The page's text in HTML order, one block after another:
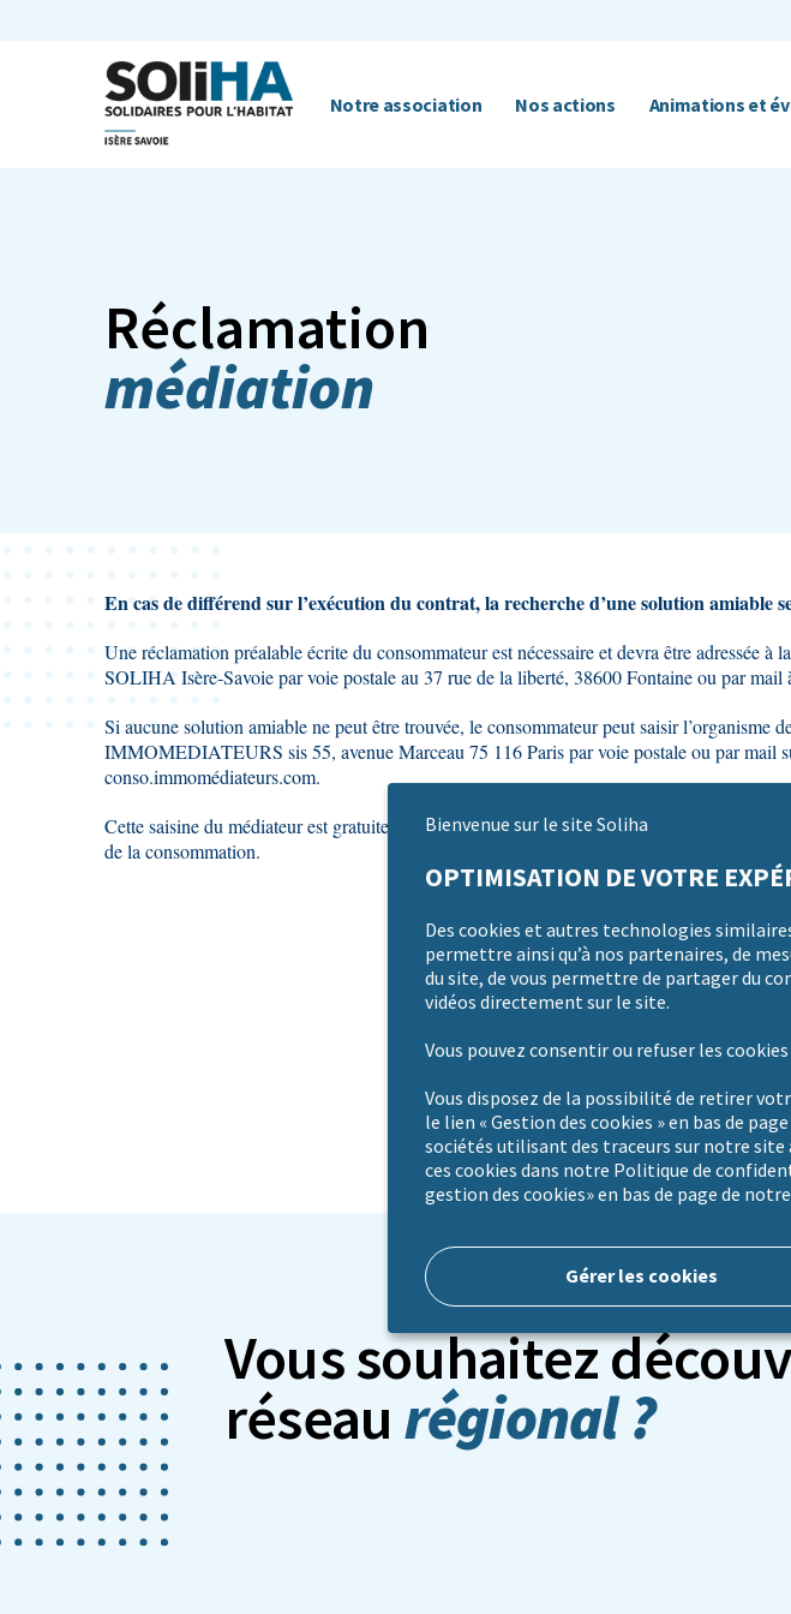
Notre association Nos actions Animations et
Réclamation
médiation
En cas de différend sur l’exécution du contrat, la recherche d’une solution amiable
Une réclamation préalable écrite du consommateur est nécessaire et devra être adressée à
SOLIHA Isère-Savoie par voie postale au 37 rue de la liberté, 38600 Fontaine ou par mail
Si aucune solution amiable ne peut être trouvée, le consommateur peut saisir l’organisme
IMMOMEDIATEURS sis 55, avenue Marceau 75 116 Paris par voie postale ou par mail
conso.immomédiateurs.com.
Cette saisine du médiateur est gratuite pour le consommateur conformément aux
de la consommation.
Vous souhaitez
réseau régional ?
Bienvenue sur le site Soliha
OPTIMISATION DE VOTRE
Des cookies et autres technologies
permettre ainsi qu’à nos partenaires, de
du site, de vous permettre de partager du
vidéos directement sur le site.
Vous pouvez consentir ou refuser les
Vous disposez de la possibilité de retirer
le lien « Gestion des cookies » en bas de
sociétés utilisant des traceurs sur notre
ces cookies dans notre Politique de
gestion des cookies» en bas de page de
Gérer les cookies